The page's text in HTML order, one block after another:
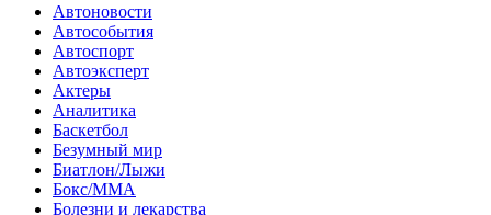
Автоновости
Автособытия
Автоспорт
Автоэксперт
Актеры
Аналитика
Баскетбол
Безумный мир
Биатлон/Лыжи
Бокс/MMA
Болезни и лекарства